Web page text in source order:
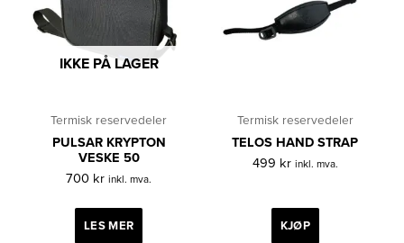
IKKE PÅ LAGER
Termisk reservedeler
PULSAR KRYPTON
VESKE 50
700 kr inkl. mva.
LES MER
Termisk reservedeler
TELOS HAND STRAP
499 kr inkl. mva.
KJØP